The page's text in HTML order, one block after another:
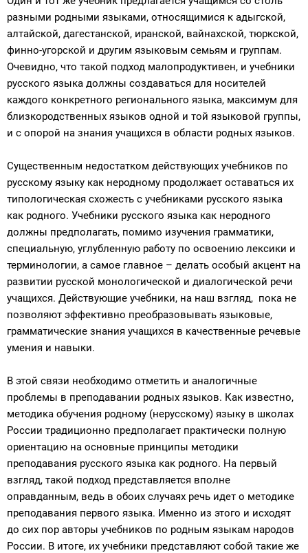
разными родными языками, относящимися к адыгской,
алтайской, дагестанской, иранской, вайнахской, тюркской,
финно-угорской и другим языковым семьям и группам.
Очевидно, что такой подход малопродуктивен, и учебники
русского языка должны создаваться для носителей
каждого конкретного регионального языка, максимум для
близкородственных языков одной и той языковой группы,
и с опорой на знания учащихся в области родных языков.
Существенным недостатком действующих учебников по
русскому языку как неродному продолжает оставаться их
типологическая схожесть с учебниками русского языка
как родного. Учебники русского языка как неродного
должны предполагать, помимо изучения грамматики,
специальную, углубленную работу по освоению лексики и
терминологии, а самое главное – делать особый акцент на
развитии русской монологической и диалогической речи
учащихся. Действующие учебники, на наш взгляд, пока не
позволяют эффективно преобразовывать языковые,
грамматические знания учащихся в качественные речевые
умения и навыки.
В этой связи необходимо отметить и аналогичные
проблемы в преподавании родных языков. Как известно,
методика обучения родному (нерусскому) языку в школах
России традиционно предполагает практически полную
ориентацию на основные принципы методики
преподавания русского языка как родного. На первый
взгляд, такой подход представляется вполне
оправданным, ведь в обоих случаях речь идет о методике
преподавания первого языка. Именно из этого и исходят
до сих пор авторы учебников по родным языкам народов
России. В итоге, их учебники представляют собой такие же